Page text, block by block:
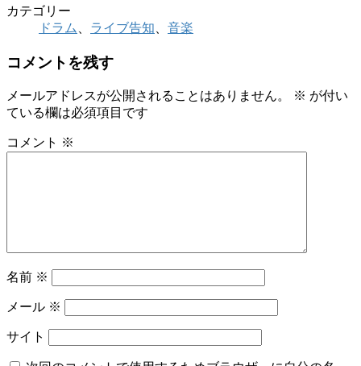
カテゴリー
ドラム
ライブ告知 音楽
コメントを残す
メールアドレスが公開されることはありません。 ※ が付い
ている欄は必須項目です
コメント ※
名前 ※
メール ※
サイト